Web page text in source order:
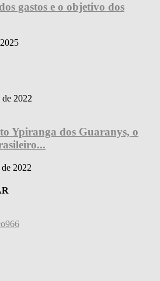
gastos e o objetivo dos
2022
Ypiranga dos Guaranys, o
2022
966